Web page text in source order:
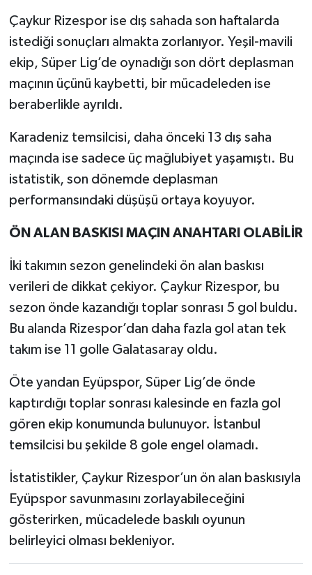
Çaykur Rizespor ise dış sahada son haftalarda
istediği sonuçları almakta zorlanıyor. Yeşil-mavili
ekip, Süper Lig’de oynadığı son dört deplasman
maçının üçünü kaybetti, bir mücadeleden ise
beraberlikle ayrıldı.
Karadeniz temsilcisi, daha önceki 13 dış saha
maçında ise sadece üç mağlubiyet yaşamıştı. Bu
istatistik, son dönemde deplasman
performansındaki düşüşü ortaya koyuyor.
ÖN ALAN BASKISI MAÇIN ANAHTARI OLABİLİR
İki takımın sezon genelindeki ön alan baskısı
verileri de dikkat çekiyor. Çaykur Rizespor, bu
sezon önde kazandığı toplar sonrası 5 gol buldu.
Bu alanda Rizespor’dan daha fazla gol atan tek
takım ise 11 golle Galatasaray oldu.
Öte yandan Eyüpspor, Süper Lig’de önde
kaptırdığı toplar sonrası kalesinde en fazla gol
gören ekip konumunda bulunuyor. İstanbul
temsilcisi bu şekilde 8 gole engel olamadı.
İstatistikler, Çaykur Rizespor’un ön alan baskısıyla
Eyüpspor savunmasını zorlayabileceğini
gösterirken, mücadelede baskılı oyunun
belirleyici olması bekleniyor.